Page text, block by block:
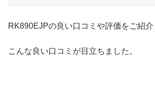
RK890EJPの良い口コミや評価をご紹介
こんな良い口コミが目立ちました。